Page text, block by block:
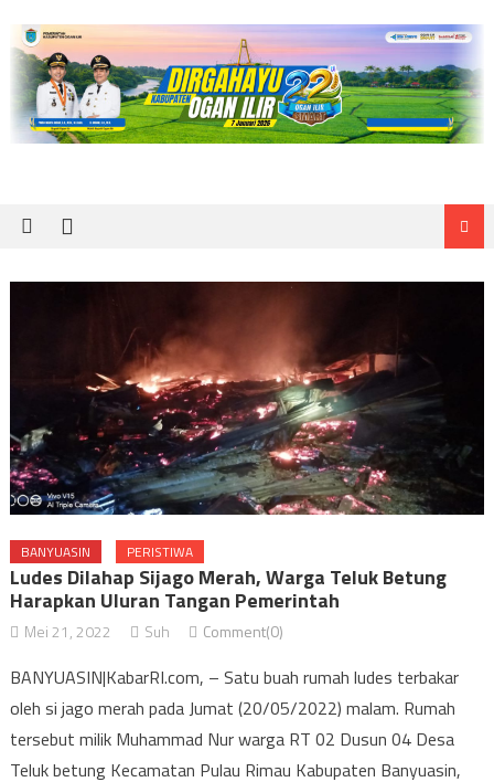
BANYUASIN PERISTIWA
Ludes Dilahap Sijago Merah, Warga Teluk Betung
Harapkan Uluran Tangan Pemerintah
Mei 21, 2022 Suh Comment(0)
BANYUASIN|KabarRI.com, – Satu buah rumah ludes terbakar
oleh si jago merah pada Jumat (20/05/2022) malam. Rumah
tersebut milik Muhammad Nur warga RT 02 Dusun 04 Desa
Teluk betung Kecamatan Pulau Rimau Kabupaten Banyuasin,